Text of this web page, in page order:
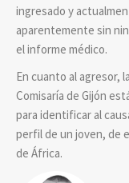
ingresado y
aparentemente sin
el informe médico.
En cuanto al agresor,
Comisaría de Gijón
para identificar al
perfil de un joven, de
de África.